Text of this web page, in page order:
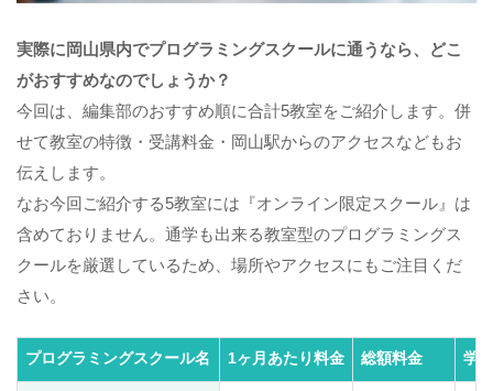
実際に岡山県内でプログラミングスクールに通うなら、どこ
がおすすめなのでしょうか？
今回は、編集部のおすすめ順に合計5教室をご紹介します。併
せて教室の特徴・受講料金・岡山駅からのアクセスなどもお
伝えします。
なお今回ご紹介する5教室には『オンライン限定スクール』は
含めておりません。通学も出来る教室型のプログラミングス
クールを厳選しているため、場所やアクセスにもご注目くだ
さい。
プログラミングスクール名 1ヶ月あたり料金 総額料金 学